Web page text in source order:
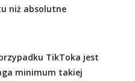
niż absolutne
TikToka jest
minimum takiej